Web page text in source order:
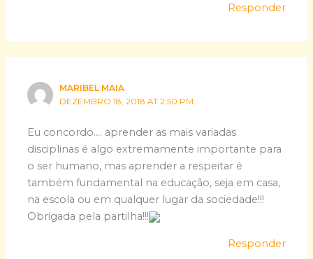
Responder
MARIBEL MAIA
DEZEMBRO 18, 2018 AT 2:50 PM
Eu concordo…. aprender as mais variadas
disciplinas é algo extremamente importante para
o ser humano, mas aprender a respeitar é
também fundamental na educação, seja em casa,
na escola ou em qualquer lugar da sociedade!!!
Obrigada pela partilha!!!
Responder